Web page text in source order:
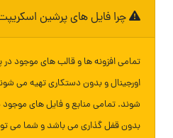
چرا فایل های پرشین
تمامی افزونه ها و قالب های موجود
اورجینال و بدون دستکاری تهیه می
شوند. تمامی منابع و فایل های موجود
بدون قفل گذاری می باشد و شما می